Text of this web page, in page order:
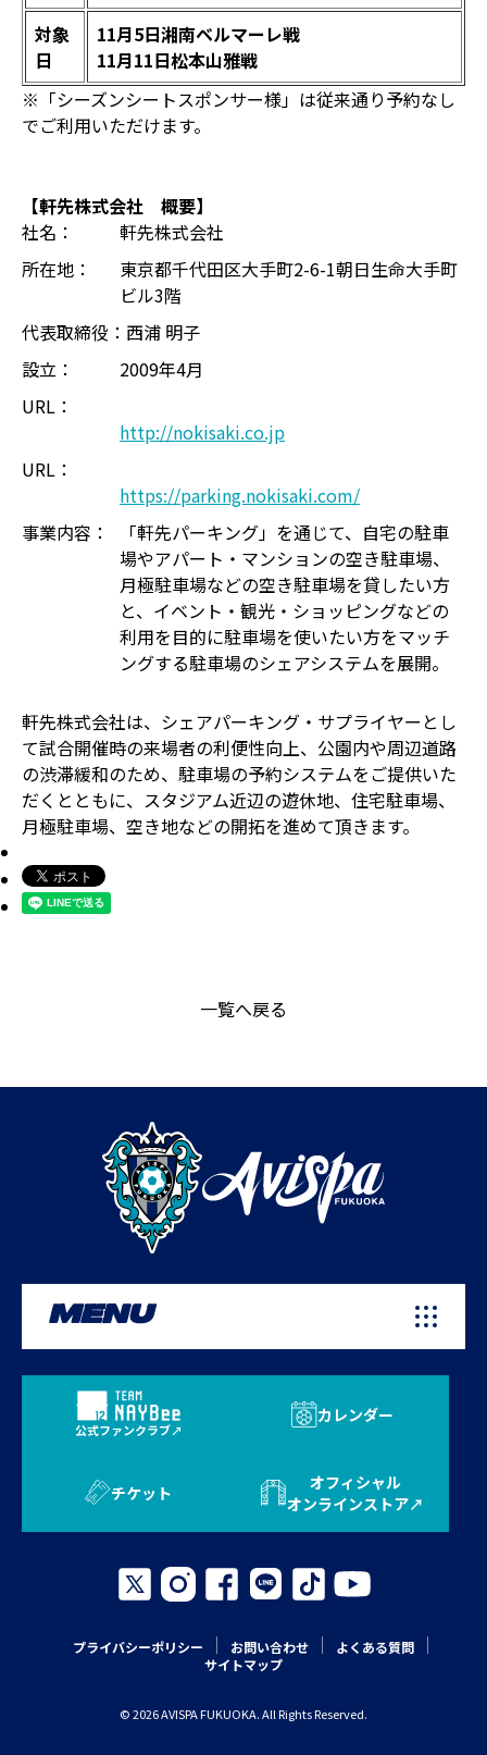
対象
日
11月5日湘南ベルマーレ戦
11月11日松本山雅戦
※「シーズンシートスポンサー様」は従来通り予約なし
でご利用いただけます。
【軒先株式会社 概要】
社名：
軒先株式会社
所在地：
東京都千代田区大手町2-6-1朝日生命大手町
ビル3階
代表取締役： 西浦 明子
設立：
2009年4月
URL：
http://nokisaki.co.jp
URL：
https://parking.nokisaki.com/
事業内容：
「軒先パーキング」を通じて、自宅の駐車
場やアパート・マンションの空き駐車場、
月極駐車場などの空き駐車場を貸したい方
と、イベント・観光・ショッピングなどの
利用を目的に駐車場を使いたい方をマッチ
ングする駐車場のシェアシステムを展開。
軒先株式会社は、シェアパーキング・サプライヤーとし
て試合開催時の来場者の利便性向上、公園内や周辺道路
の渋滞緩和のため、駐車場の予約システムをご提供いた
だくとともに、スタジアム近辺の遊休地、住宅駐車場、
月極駐車場、空き地などの開拓を進めて頂きます。
一覧へ戻る
MENU
公式ファンクラブ
カレンダー
チケット
オフィシャル
オンラインストア
プライバシーポリシー お問い合わせ
よくある質問
サイトマップ
© 2026 AVISPA FUKUOKA. All Rights Reserved.